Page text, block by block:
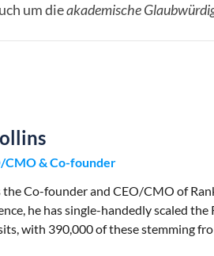
um dieakademische
CMO & Co-founder
the Co-founder and CEO/CMO of
he has single-handedly scaled
with 390,000 of these stemming